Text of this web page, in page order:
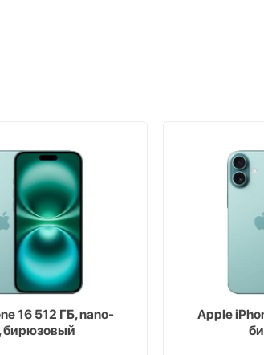
16 512 ГБ, nano-
бирюзовый
Apple